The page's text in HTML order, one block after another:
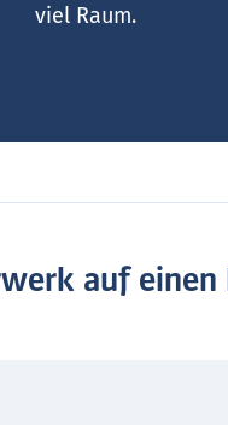
viel Raum.
auf einen